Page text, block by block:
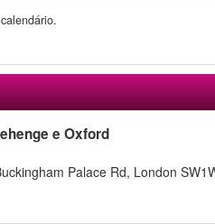
e Oxford
Palace Rd, London